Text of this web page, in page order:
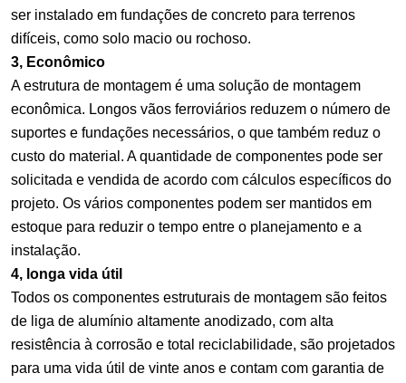
ser instalado em fundações de concreto para terrenos
difíceis, como solo macio ou rochoso.
3, Econômico
A estrutura de montagem é uma solução de montagem
econômica. Longos vãos ferroviários reduzem o número de
suportes e fundações necessários, o que também reduz o
custo do material. A quantidade de componentes pode ser
solicitada e vendida de acordo com cálculos específicos do
projeto. Os vários componentes podem ser mantidos em
estoque para reduzir o tempo entre o planejamento e a
instalação.
4, longa vida útil
Todos os componentes estruturais de montagem são feitos
de liga de alumínio altamente anodizado, com alta
resistência à corrosão e total reciclabilidade, são projetados
para uma vida útil de vinte anos e contam com garantia de